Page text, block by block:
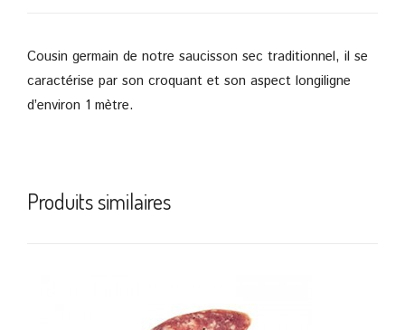
Cousin germain de notre saucisson sec traditionnel, il se
caractérise par son croquant et son aspect longiligne
d’environ 1 mètre.
Produits similaires